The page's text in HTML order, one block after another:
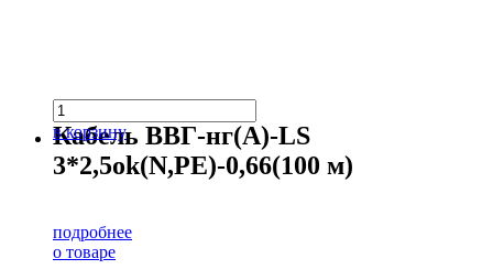
в корзину
Кабель ВВГ-нг(А)-LS
3*2,5ok(N,PE)-0,66(100 м)
подробнее
о товаре